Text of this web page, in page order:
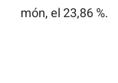
món, el 23,86 %.